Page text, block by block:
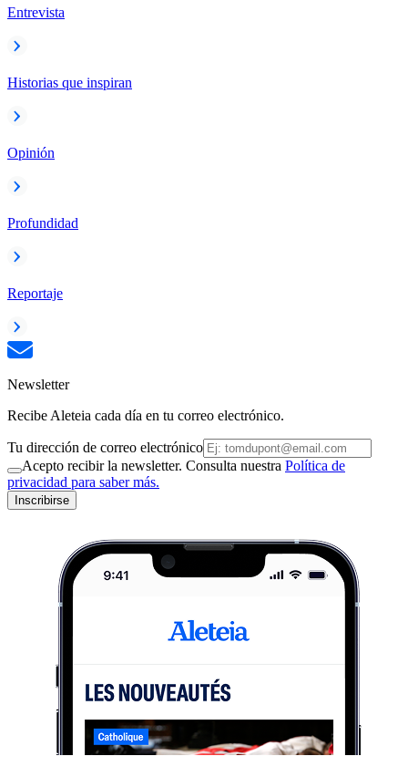
Entrevista
Historias que inspiran
Opinión
Profundidad
Reportaje
Newsletter
Recibe Aleteia cada día en tu correo electrónico.
Tu dirección de correo electrónico
Acepto recibir la newsletter. Consulta nuestra Política de
privacidad para saber más.
Inscribirse